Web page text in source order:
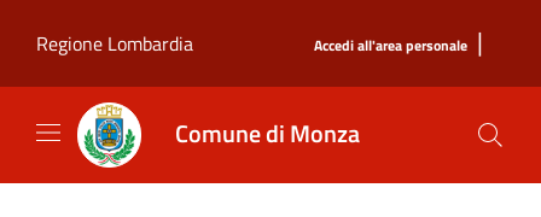
Regione Lombardia
Accedi all'area personale |
Comune di Monza